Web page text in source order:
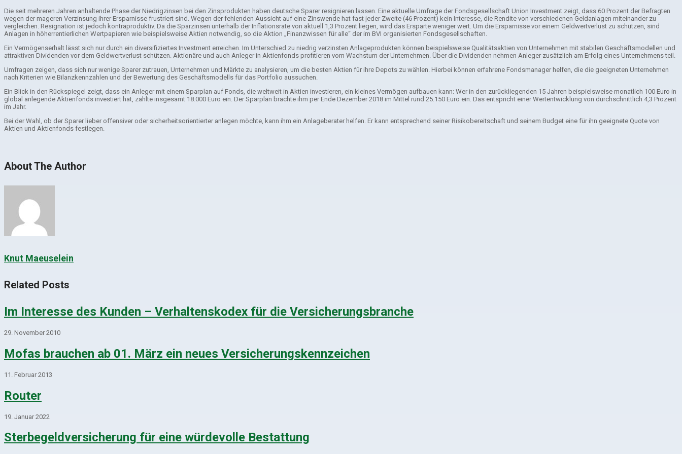
Die seit mehreren Jahren anhaltende Phase der Niedrigzinsen bei den Zinsprodukten haben deutsche Sparer resignieren lassen. Eine aktuelle Umfrage der Fondsgesellschaft Union Investment zeigt, dass 60 Prozent der Befragten
wegen der mageren Verzinsung ihrer Ersparnisse frustriert sind. Wegen der fehlenden Aussicht auf eine Zinswende hat fast jeder Zweite (46 Prozent) kein Interesse, die Rendite von verschiedenen Geldanlagen miteinander zu
vergleichen. Resignation ist jedoch kontraproduktiv. Da die Sparzinsen unterhalb der Inflationsrate von aktuell 1,3 Prozent liegen, wird das Ersparte weniger wert. Um die Ersparnisse vor einem Geldwertverlust zu schützen, sind
Anlagen in höherrentierlichen Wertpapieren wie beispielsweise Aktien notwendig, so die Aktion „Finanzwissen für alle“ der im BVI organisierten Fondsgesellschaften.
Ein Vermögenserhalt lässt sich nur durch ein diversifiziertes Investment erreichen. Im Unterschied zu niedrig verzinsten Anlageprodukten können beispielsweise Qualitätsaktien von Unternehmen mit stabilen Geschäftsmodellen und
attraktiven Dividenden vor dem Geldwertverlust schützen. Aktionäre und auch Anleger in Aktienfonds profitieren vom Wachstum der Unternehmen. Über die Dividenden nehmen Anleger zusätzlich am Erfolg eines Unternehmens teil.
Umfragen zeigen, dass sich nur wenige Sparer zutrauen, Unternehmen und Märkte zu analysieren, um die besten Aktien für ihre Depots zu wählen. Hierbei können erfahrene Fondsmanager helfen, die die geeigneten Unternehmen
nach Kriterien wie Bilanzkennzahlen und der Bewertung des Geschäftsmodells für das Portfolio aussuchen.
Ein Blick in den Rückspiegel zeigt, dass ein Anleger mit einem Sparplan auf Fonds, die weltweit in Aktien investieren, ein kleines Vermögen aufbauen kann: Wer in den zurückliegenden 15 Jahren beispielsweise monatlich 100 Euro in
global anlegende Aktienfonds investiert hat, zahlte insgesamt 18.000 Euro ein. Der Sparplan brachte ihm per Ende Dezember 2018 im Mittel rund 25.150 Euro ein. Das entspricht einer Wertentwicklung von durchschnittlich 4,3 Prozent
im Jahr.
Bei der Wahl, ob der Sparer lieber offensiver oder sicherheitsorientierter anlegen möchte, kann ihm ein Anlageberater helfen. Er kann entsprechend seiner Risikobereitschaft und seinem Budget eine für ihn geeignete Quote von
Aktien und Aktienfonds festlegen.
About The Author
Knut Maeuselein
Related Posts
Im Interesse des Kunden – Verhaltenskodex für die Versicherungsbranche
29. November 2010
Mofas brauchen ab 01. März ein neues Versicherungskennzeichen
11. Februar 2013
Router
19. Januar 2022
Sterbegeldversicherung für eine würdevolle Bestattung